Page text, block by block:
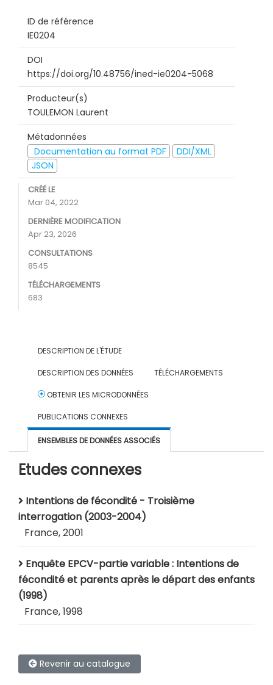
ID de référence
IE0204
DOI
https://doi.org/10.48756/ined-ie0204-5068
Producteur(s)
TOULEMON Laurent
Métadonnées
Documentation au format PDF
DDI/XML
JSON
CRÉÉ LE
Mar 04, 2022
DERNIÈRE MODIFICATION
Apr 23, 2026
CONSULTATIONS
8545
TÉLÉCHARGEMENTS
683
DESCRIPTION DE L'ÉTUDE
DESCRIPTION DES DONNÉES TÉLÉCHARGEMENTS
OBTENIR LES MICRODONNÉES
PUBLICATIONS CONNEXES
ENSEMBLES DE DONNÉES ASSOCIÉS
Etudes connexes
Intentions de fécondité - Troisième
interrogation (2003-2004)
France, 2001
Enquête EPCV-partie variable : Intentions de
fécondité et parents après le départ des enfants
(1998)
France, 1998
Revenir au catalogue